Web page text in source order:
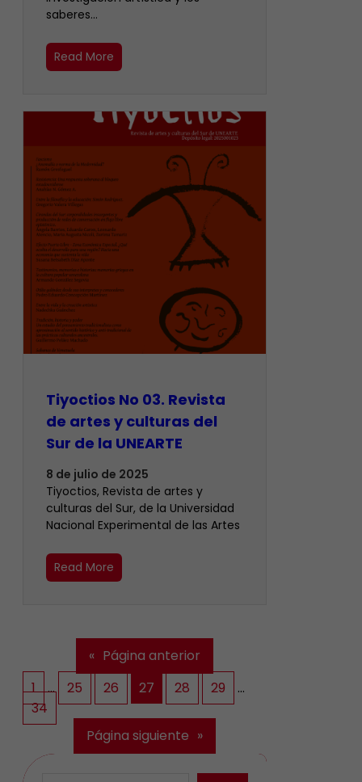
saberes…
Read More
Tiyoctios No 03. Revista
de artes y culturas del
Sur de la UNEARTE
8 de julio de 2025
Tiyoctios, Revista de artes y
culturas del Sur, de la Universidad
Nacional Experimental de las Artes
Read More
« Página anterior
1
… 25 26 27 28 29
…
34
Página siguiente »